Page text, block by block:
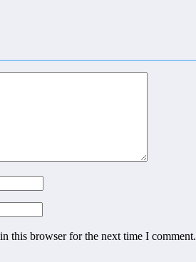
this browser for the next time I comment.